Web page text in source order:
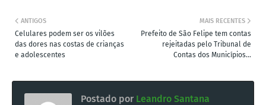
MAIS RECENTES
Prefeito de São Felipe tem contas
rejeitadas pelo Tribunal de
Contas dos Municípios...
ANTIGOS
Celulares podem ser os vilões
das dores nas costas de crianças
e adolescentes
Postado por Leandro Santana